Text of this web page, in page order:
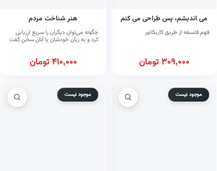
می اندیشم، پس طراحی می کنم
فهم فلسفه از طریق کاریکاتور
309,000تومان
هنر شناخت مردم
چگونه می‌توان دیگران را سریع ارزیابی
کرد و به زبان خودشان با آنان سخن گفت
410,000تومان
موجود نیست موجود نیست